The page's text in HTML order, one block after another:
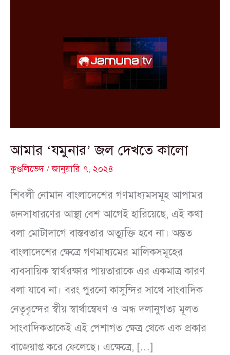
আমার ‘যমুনার’ জল দেখতে কালো
কুণ্ডলিভেদ/জানুয়ারি ৭, ২০২৪
শিবলী নোমান বাংলাদেশের গণমাধ্যমসমূহ আপামর
জনসাধারণের আস্থা বেশ আগেই হারিয়েছে, এই কথা
বলা মোটাদাগে বাস্তবতার অত্যুক্তি হবে না। অন্তত
বাংলাদেশের ক্ষেত্রে গণমাধ্যমের মালিকসমূহের
ব্যবসায়িক স্বার্থরক্ষার পায়তারাকে এর একমাত্র কারণ
বলা যাবে না। বরং পুরনো কাসুন্দির সাথে সাংবাদিক
নেতৃবৃন্দের স্বীয় স্বার্থান্বেষণ ও অন্ধ দলানুগত্য মূলত
সাংবাদিকতাকেই এই পেশাগত ক্ষেত্র থেকে এক প্রকার
বাজেয়াপ্ত করে ফেলেছে। এক্ষেত্রে, […]